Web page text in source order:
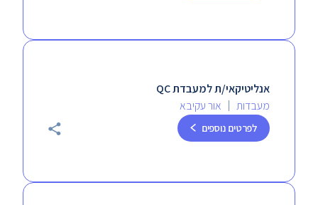
אנליטיקאי/ת למעבדת QC
אור עקיבא
מעבדות
לפרטים נוספים